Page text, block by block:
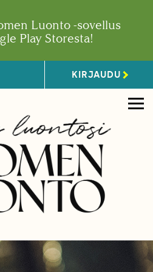
Luonto -sovellus
Play Storesta!
KIRJAUDU